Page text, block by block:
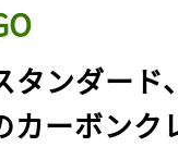
タンダード
カーボンク